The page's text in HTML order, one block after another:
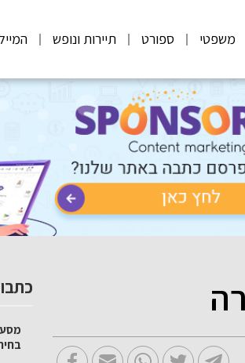
משפטי ספורט תיירות ונופש
מסע